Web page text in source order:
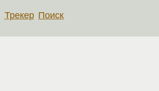
Трекер Поиск